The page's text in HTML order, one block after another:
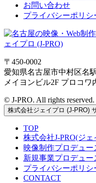
お問い合わせ
プライバシーポリシ
〒450-0002
愛知県名古屋市中村区名
メイヨンビル2F プロコワ
© J-PRO. All rights reserved.
株式会社ジェイプロ (J-PRO)
TOP
株式会社J-PRO(ジ
映像制作プロデュー
新規事業プロデュー
プライバシーポリシ
CONTACT